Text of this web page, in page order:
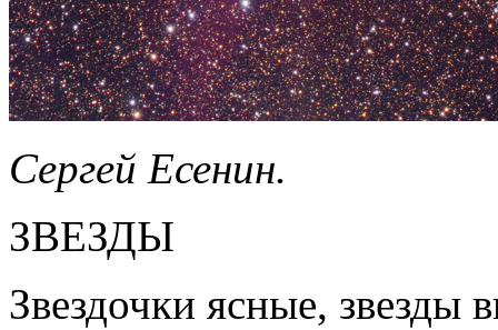
Сергей Есенин.
ЗВЕЗДЫ
Звездочки ясные, звезды